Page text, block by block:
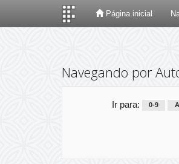
Página inicial
Navegando por
Ir para: 0-9 A